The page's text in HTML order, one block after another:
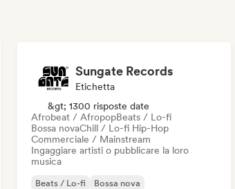
Sungate Records
Etichetta
&gt; 1300 risposte date
Afrobeat / AfropopBeats / Lo-fi
Bossa novaChill / Lo-fi Hip-Hop
Commerciale / Mainstream
Ingaggiare artisti o pubblicare la loro
musica
Beats / Lo-fi
Bossa nova